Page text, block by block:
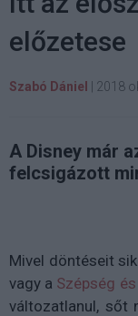
előzetese
Szabó Dániel | 2018
A Disney már
felcsigázott
Mivel döntéseit
vagy a Szépség
változatlanul, sőt